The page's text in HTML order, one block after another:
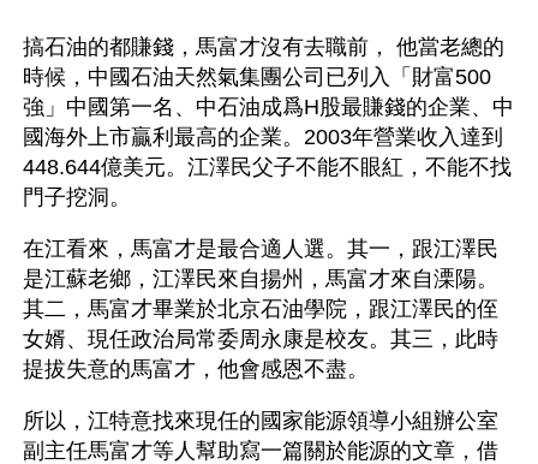
搞石油的都賺錢，馬富才沒有去職前， 他當老總的
時候，中國石油天然氣集團公司已列入「財富500
強」中國第一名、中石油成爲H股最賺錢的企業、中
國海外上市贏利最高的企業。2003年營業收入達到
448.644億美元。江澤民父子不能不眼紅，不能不找
門子挖洞。
在江看來，馬富才是最合適人選。其一，跟江澤民
是江蘇老鄉，江澤民來自揚州，馬富才來自溧陽。
其二，馬富才畢業於北京石油學院，跟江澤民的侄
女婿、現任政治局常委周永康是校友。其三，此時
提拔失意的馬富才，他會感恩不盡。
所以，江特意找來現任的國家能源領導小組辦公室
副主任馬富才等人幫助寫一篇關於能源的文章，借